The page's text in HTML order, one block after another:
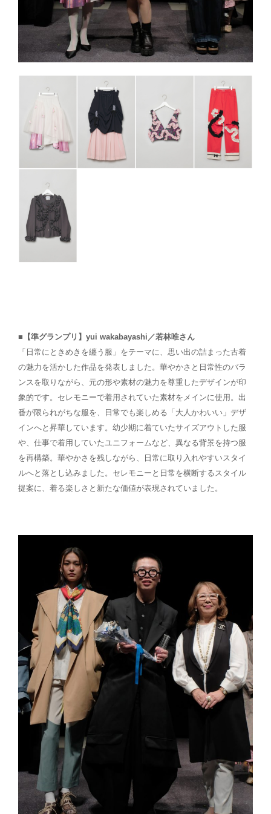
■【準グランプリ】yui wakabayashi／若林唯さん
「日常にときめきを纏う服」をテーマに、思い出の詰まった古着
の魅力を活かした作品を発表しました。華やかさと日常性のバラ
ンスを取りながら、元の形や素材の魅力を尊重したデザインが印
象的です。セレモニーで着用されていた素材をメインに使用。出
番が限られがちな服を、日常でも楽しめる「大人かわいい」デザ
インへと昇華しています。幼少期に着ていたサイズアウトした服
や、仕事で着用していたユニフォームなど、異なる背景を持つ服
を再構築。華やかさを残しながら、日常に取り入れやすいスタイ
ルへと落とし込みました。セレモニーと日常を横断するスタイル
提案に、着る楽しさと新たな価値が表現されていました。